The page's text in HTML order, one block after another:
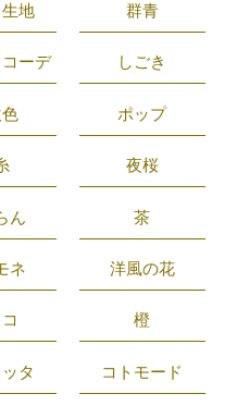
生地 群青
ーデ しごき
ポップ
夜桜
ん 茶
ネ 洋風の花
橙
タ コトモード